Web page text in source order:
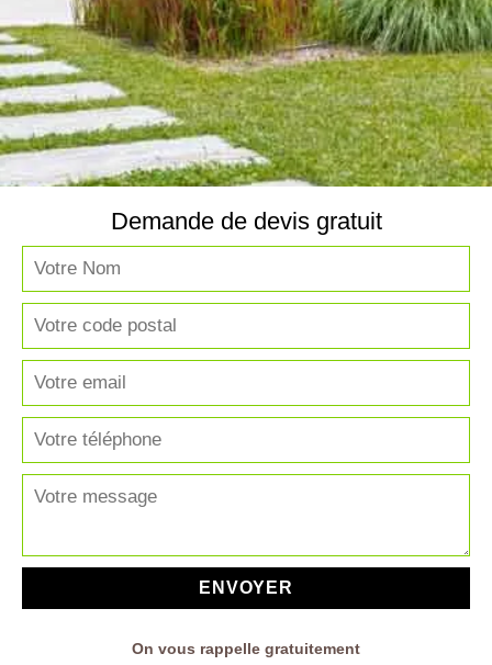
Demande de devis gratuit
On vous rappelle gratuitement